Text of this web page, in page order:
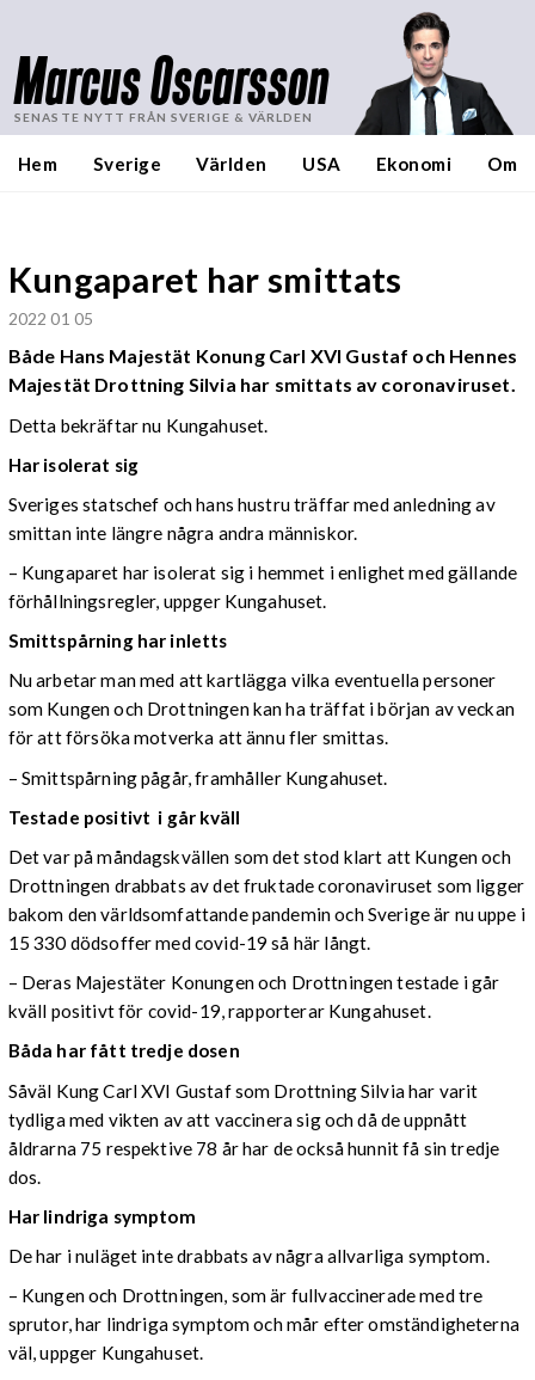
Marcus Oscarsson
SENASTE NYTT FRÅN SVERIGE & VÄRLDEN
Hem Sverige Världen USA Ekonomi Om
Kungaparet har smittats
2022 01 05
Både Hans Majestät Konung Carl XVI Gustaf och Hennes
Majestät Drottning Silvia har smittats av coronaviruset.
Detta bekräftar nu Kungahuset.
Har isolerat sig
Sveriges statschef och hans hustru träffar med anledning av
smittan inte längre några andra människor.
– Kungaparet har isolerat sig i hemmet i enlighet med gällande
förhållningsregler, uppger Kungahuset.
Smittspårning har inletts
Nu arbetar man med att kartlägga vilka eventuella personer
som Kungen och Drottningen kan ha träffat i början av veckan
för att försöka motverka att ännu fler smittas.
– Smittspårning pågår, framhåller Kungahuset.
Testade positivt i går kväll
Det var på måndagskvällen som det stod klart att Kungen och
Drottningen drabbats av det fruktade coronaviruset som ligger
bakom den världsomfattande pandemin och Sverige är nu uppe i
15 330 dödsoffer med covid-19 så här långt.
– Deras Majestäter Konungen och Drottningen testade i går
kväll positivt för covid-19, rapporterar Kungahuset.
Båda har fått tredje dosen
Såväl Kung Carl XVI Gustaf som Drottning Silvia har varit
tydliga med vikten av att vaccinera sig och då de uppnått
åldrarna 75 respektive 78 år har de också hunnit få sin tredje
dos.
Har lindriga symptom
De har i nuläget inte drabbats av några allvarliga symptom.
– Kungen och Drottningen, som är fullvaccinerade med tre
sprutor, har lindriga symptom och mår efter omständigheterna
väl, uppger Kungahuset.